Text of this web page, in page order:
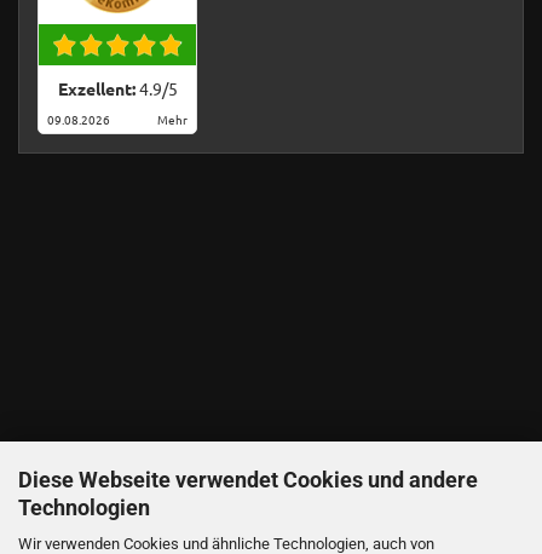
Diese Webseite verwendet Cookies und andere
Technologien
Wir verwenden Cookies und ähnliche Technologien, auch von
Exzellent:4.9/5
09.08.2026 Mehr